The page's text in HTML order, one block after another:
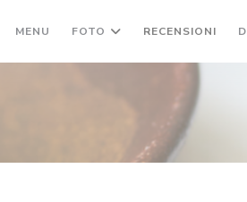
MENU FOTO RECENSIONI